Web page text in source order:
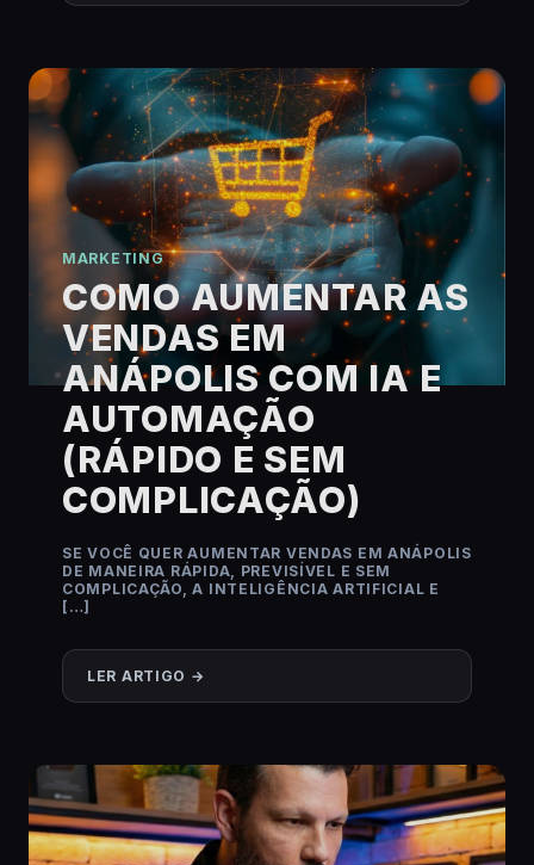
MARKETING
COMO AUMENTAR AS
VENDAS EM
ANÁPOLIS COM IA E
AUTOMAÇÃO
(RÁPIDO E SEM
COMPLICAÇÃO)
SE VOCÊ QUER AUMENTAR VENDAS EM ANÁPOLIS
DE MANEIRA RÁPIDA, PREVISÍVEL E SEM
COMPLICAÇÃO, A INTELIGÊNCIA ARTIFICIAL E
[…]
LER ARTIGO →